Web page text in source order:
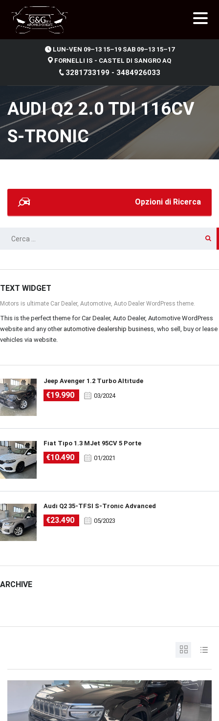
LUN-VEN 09–13 15–19 SAB 09–13 15–17
FORNELLI IS - CASTEL DI SANGRO AQ
3281733199 - 3484926033
AUDI Q2 2.0 TDI 116CV
S-TRONIC
Opzioni di Ricerca
RICERCA
TEXT WIDGET
Motors is ultimate Car Dealer, Automotive, Auto Dealer WordPress theme.
This is the perfect theme for Car Dealer, Auto Dealer, Automotive WordPress
website and any other automotive dealership business, who sell, buy or lease
vehicles via website.
Jeep Avenger 1.2 Turbo Altitude
€19.990 03/2024
Fiat Tipo 1.3 MJet 95CV 5 Porte
€10.490 01/2021
Audi Q2 35-TFSI S-Tronic Advanced
€23.490 05/2023
ARCHIVE